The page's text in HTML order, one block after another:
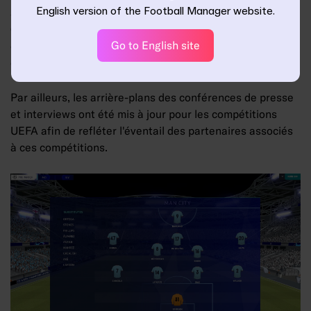
authentiques ont été recrées et modélisées avec amour.
Comme vous, nous avons incroyablement hâte que votre
capitaine vienne soulever les plus grands trophées
disponibles dans le football à l'échelle des clubs.
Par ailleurs, les arrière-plans des conférences de presse
et interviews ont été mis à jour pour les compétitions
UEFA afin de refléter l'éventail des partenaires associés
à ces compétitions.
English version of the Football Manager website.
Go to English site